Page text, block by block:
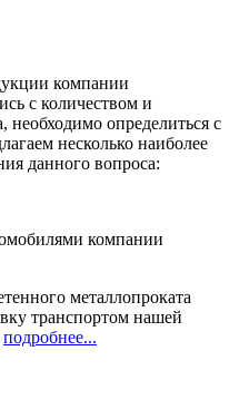
компании
с количеством и
необходимо определиться с
несколько наиболее
данного вопроса:
компании
металлопроката
транспортом нашей
подробнее...